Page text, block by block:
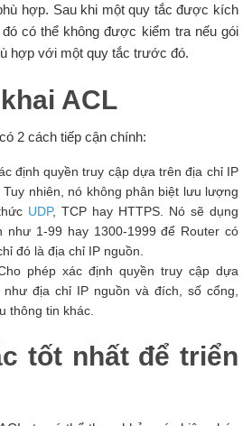
hợp. Sau khi một quy tắc được kích
có thể không được kiểm tra nếu gói
hợp với một quy tắc trước đó.
ACL
2 cách tiếp cận chính:
định quyền truy cập dựa trên địa chỉ IP
Tuy nhiên, nó không phân biệt lưu lượng
UDP, TCP hay HTTPS. Nó sẽ dụng
như 1-99 hay 1300-1999 để Router có
đó là địa chỉ IP nguồn.
phép xác định quyền truy cập dựa
địa chỉ IP nguồn và đích, số cổng,
thông tin khác.
tốt nhất để triển